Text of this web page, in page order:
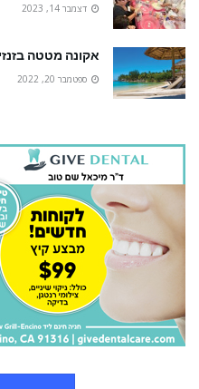
דצמבר 14, 2023
אקונה מטטה
ספטמבר 20, 2022